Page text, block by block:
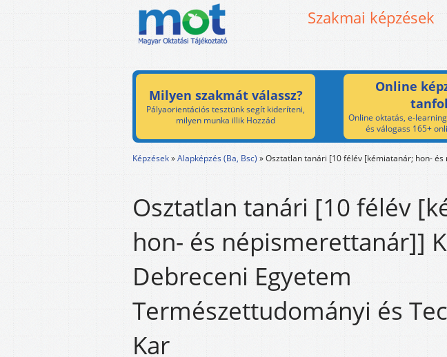
Szakmai képzések
Milyen szakmát válassz?
Pályaorientációs tesztünk segít kideríteni,
milyen munka illik Hozzád
Online
Online oktatás, e-
és válogass 165+
Képzések»Alapképzés (Ba, Bsc) »Osztatlan tanári [10 félév [kémiatanár; hon-
Osztatlan tanári [10 félév
hon- és népismerettanár]]
Debreceni Egyetem
Természettudományi és
Kar